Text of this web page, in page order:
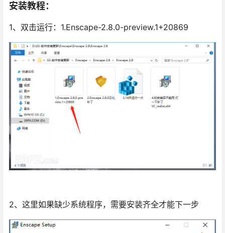
安装教程：
1、双击运行：1.Enscape-2.8.0-preview.1+20869
2、这里如果缺少系统程序，需要安装齐全才能下一步